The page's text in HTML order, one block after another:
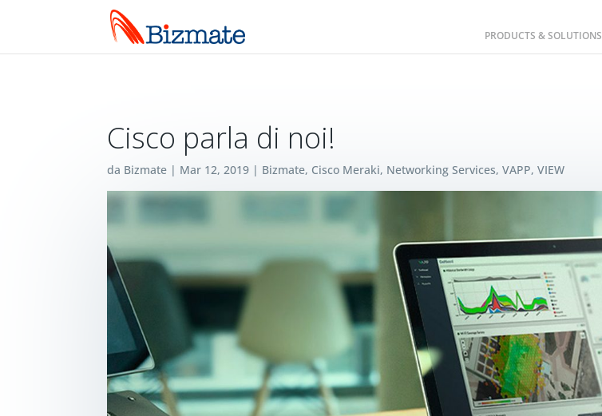
PRODUCTS & SOLUTIONS
Cisco parla di noi!
da Bizmate | Mar 12, 2019 | Bizmate, Cisco Meraki, Networking Services,VAPP,VIEW